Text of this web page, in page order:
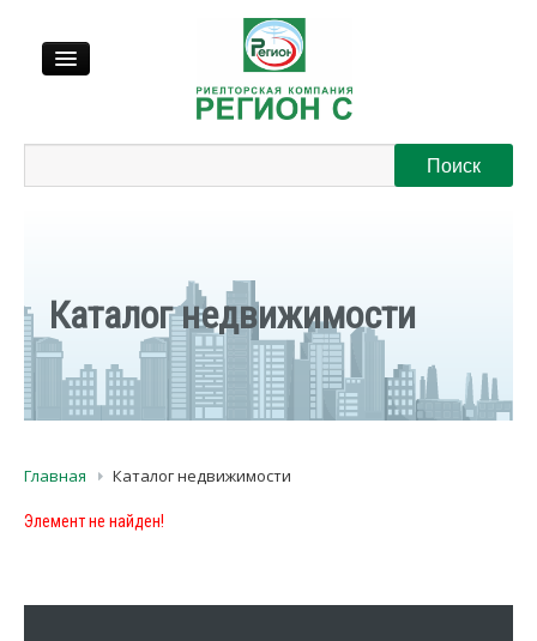
Регионы
Каталог недвижимости
Главная Каталог недвижимости
Элемент не найден!